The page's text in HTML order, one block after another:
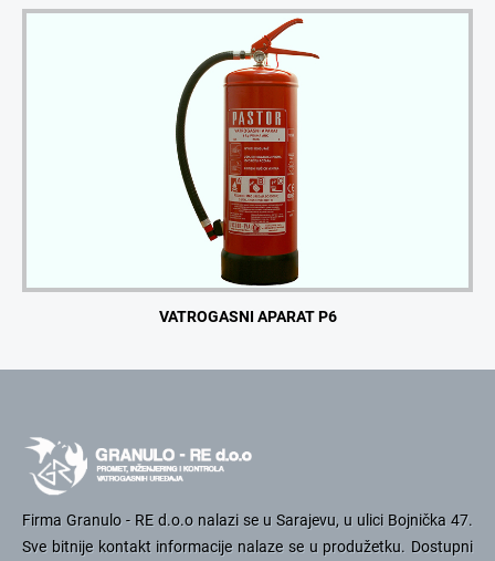
VATROGASNI APARAT P6
Firma Granulo - RE d.o.o nalazi se u Sarajevu, u ulici Bojnička 47.
Sve bitnije kontakt informacije nalaze se u produžetku. Dostupni